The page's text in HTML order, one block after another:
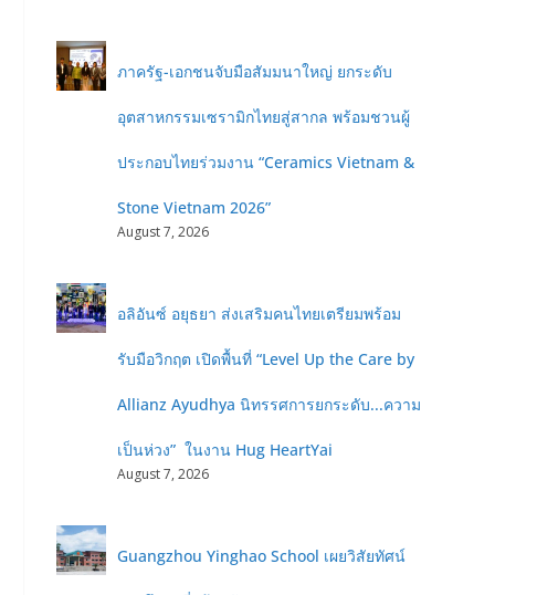
ภาครัฐ-เอกชนจับมือสัมมนาใหญ่ ยกระดับ
อุตสาหกรรมเซรามิกไทยสู่สากล พร้อมชวนผู้
ประกอบไทยร่วมงาน “Ceramics Vietnam &
Stone Vietnam 2026”
August 7, 2026
อลิอันซ์ อยุธยา ส่งเสริมคนไทยเตรียมพร้อม
รับมือวิกฤต เปิดพื้นที่ “Level Up the Care by
Allianz Ayudhya นิทรรศการยกระดับ...ความ
เป็นห่วง” ในงาน Hug HeartYai
August 7, 2026
Guangzhou Yinghao School เผยวิสัยทัศน์